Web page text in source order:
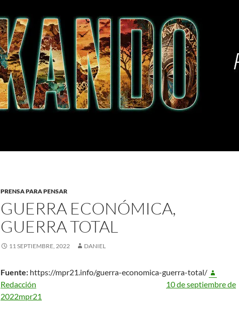
PRENSA PARA PENSAR
GUERRA ECONÓMICA,
GUERRA TOTAL
11 SEPTIEMBRE, 2022 DANIEL
Fuente: https://mpr21.info/guerra-economica-guerra-total/
Redacción
10 de septiembre de
2022mpr21